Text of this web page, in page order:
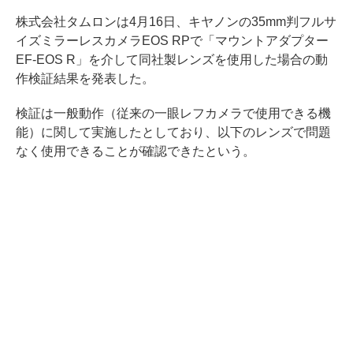
株式会社タムロンは4月16日、キヤノンの35mm判フルサ
イズミラーレスカメラEOS RPで「マウントアダプター
EF-EOS R」を介して同社製レンズを使用した場合の動
作検証結果を発表した。
検証は一般動作（従来の一眼レフカメラで使用できる機
能）に関して実施したとしており、以下のレンズで問題
なく使用できることが確認できたという。